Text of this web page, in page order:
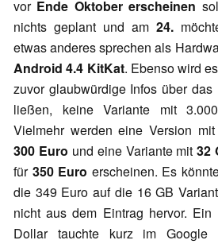
vor Ende Oktober erscheinen
nichts geplant und am 24.
etwas anderes sprechen als
Android 4.4 KitKat. Ebenso wird
zuvor glaubwürdige Infos über
ließen, keine Variante mit
Vielmehr werden eine Version mit
300 Euro und eine Variante mit32
für 350 Euro erscheinen. Es
die 349 Euro auf die 16 GB
nicht aus dem Eintrag hervor.
Dollar tauchte kurz im